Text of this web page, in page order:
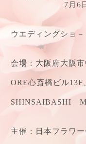
7 月 6
ウエディングショ
会場：大阪府大阪
ORE心斎橋ビル13F
SHINSAIBASHI
主催：日本フラワ